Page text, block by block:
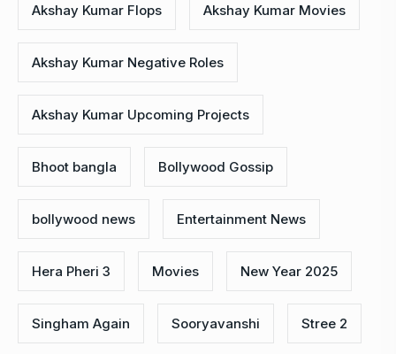
Akshay Kumar Flops Akshay Kumar Movies
Akshay Kumar Negative Roles
Akshay Kumar Upcoming Projects
Bhoot bangla Bollywood Gossip
bollywood news Entertainment News
Hera Pheri 3 Movies New Year 2025
Singham Again Sooryavanshi Stree 2